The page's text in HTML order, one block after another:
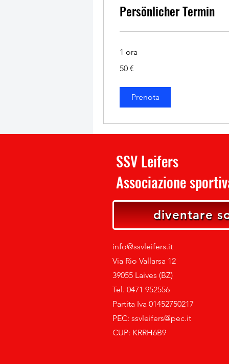
Persönlicher Termin
1 ora
euro
50 €
Prenota
SSV Leifers
Associazione
diventare
info@ssvleifers.it
Via Rio Vallarsa 12
39055 Laives (BZ)
Tel. 0471 952556
Partita Iva 01452750217
PEC: ssvleifers@pec.it
CUP: KRRH6B9